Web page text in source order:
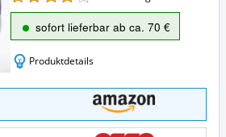
sofort lieferbar ab ca. 70 €
Produktdetails